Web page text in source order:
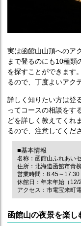
実は函館山山頂へのア
まで登るのにも10種類
を探すことができます
るので、丁度よいアク
詳しく知りたい方は登
ってコースの相談をす
どを詳しく教えてくれ
るので、注意してくだ
■基本情報
名称：函館山ふれあい
住所：北海道函館市青
営業時間：8:45～17:30
休館日：年末年始（12/
アクセス：市電宝来町
函館山の夜景を楽し